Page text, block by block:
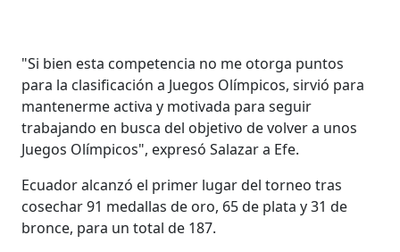
"Si bien esta competencia no me otorga puntos
para la clasificación a Juegos Olímpicos, sirvió para
mantenerme activa y motivada para seguir
trabajando en busca del objetivo de volver a unos
Juegos Olímpicos", expresó Salazar a Efe.
Ecuador alcanzó el primer lugar del torneo tras
cosechar 91 medallas de oro, 65 de plata y 31 de
bronce, para un total de 187.